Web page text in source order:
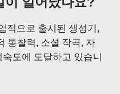
적으로 출시된 생성기,
통찰력, 소셜 작곡, 자
도에 도달하고 있습니